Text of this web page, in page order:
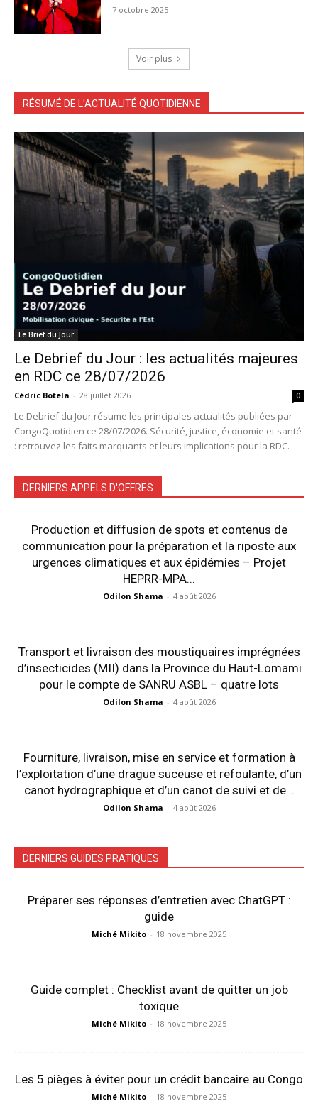
7 octobre 2025
Voir plus
RÉSUMÉ DE L'ACTUALITÉ QUOTIDIENNE
Le Brief du Jour
Le Debrief du Jour : les actualités majeures
en RDC ce 28/07/2026
Cédric Botela - 28 juillet 2026 0
Le Debrief du Jour résume les principales actualités publiées par
CongoQuotidien ce 28/07/2026. Sécurité, justice, économie et santé
: retrouvez les faits marquants et leurs implications pour la RDC.
DERNIERS APPELS D'OFFRES
Production et diffusion de spots et contenus de
communication pour la préparation et la riposte aux
urgences climatiques et aux épidémies – Projet
HEPRR-MPA...
Odilon Shama - 4 août 2026
Transport et livraison des moustiquaires imprégnées
d’insecticides (MII) dans la Province du Haut-Lomami
pour le compte de SANRU ASBL – quatre lots
Odilon Shama - 4 août 2026
Fourniture, livraison, mise en service et formation à
l’exploitation d’une drague suceuse et refoulante, d’un
canot hydrographique et d’un canot de suivi et de...
Odilon Shama - 4 août 2026
DERNIERS GUIDES PRATIQUES
Préparer ses réponses d’entretien avec ChatGPT :
guide
Miché Mikito - 18 novembre 2025
Guide complet : Checklist avant de quitter un job
toxique
Miché Mikito - 18 novembre 2025
Les 5 pièges à éviter pour un crédit bancaire au Congo
Miché Mikito - 18 novembre 2025